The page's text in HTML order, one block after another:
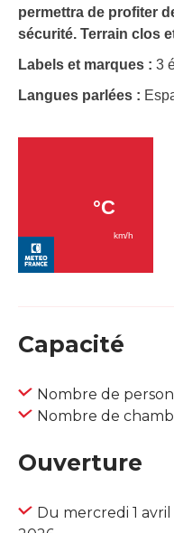
permettra de profiter
sécurité. Terrain clos
Labels et marques : 3
Langues parlées :
Capacité
Nombre de
Nombre de
Ouverture
Du mercredi 1